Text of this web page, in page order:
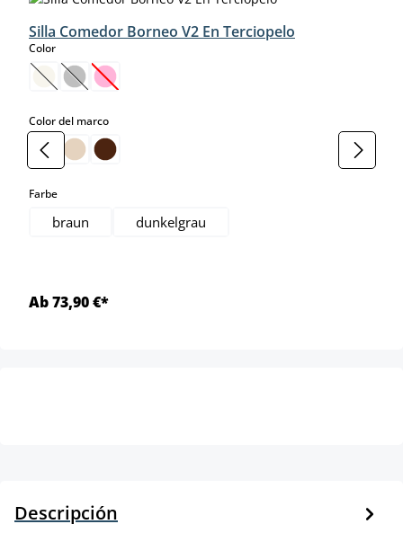
Silla Comedor Borneo V2 En Terciopelo
Colorselect
(Esta opción no está disponible en este momento.)
(Esta opción no está disponible en este momento.)
(Esta opción no está disponible en este momento.)
Color del marcoselect
Farbeselect
braun dunkelgrau
Ab 73,90 €*
Descripción